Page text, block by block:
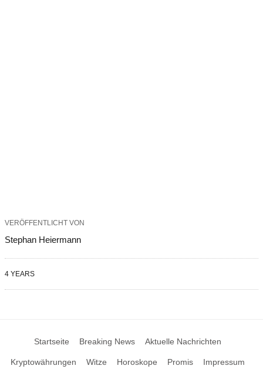
VERÖFFENTLICHT VON
Stephan Heiermann
4 YEARS
Startseite Breaking News Aktuelle Nachrichten
Kryptowährungen Witze Horoskope Promis Impressum